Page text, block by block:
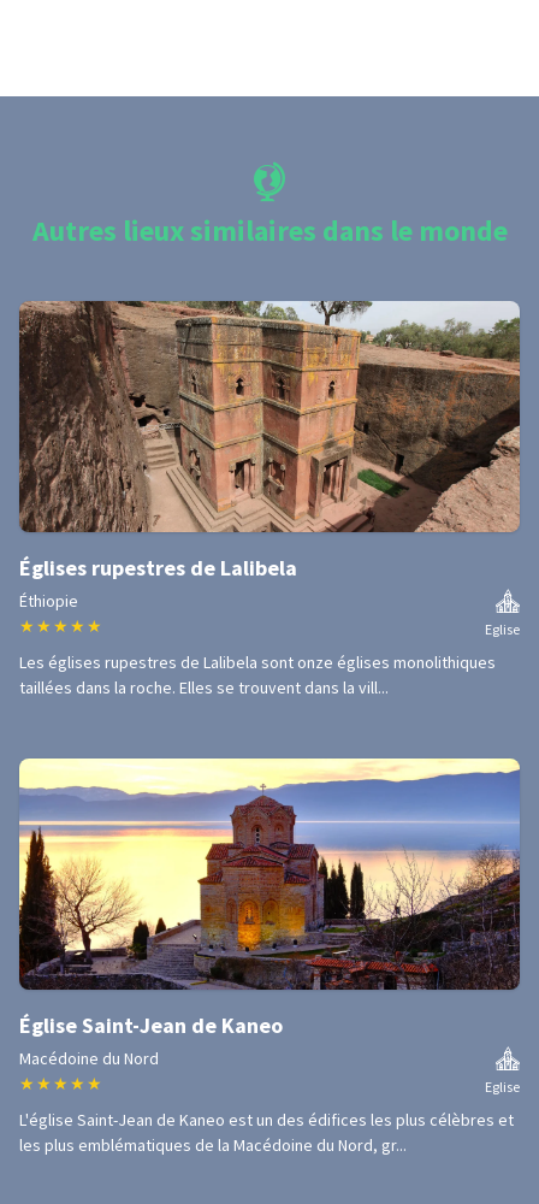
Autres lieux similaires dans le monde
Églises rupestres de Lalibela
Éthiopie
★ ★ ★ ★ ★ Eglise
Les églises rupestres de Lalibela sont onze églises monolithiques
taillées dans la roche. Elles se trouvent dans la vill...
Église Saint-Jean de Kaneo
Macédoine du Nord
★ ★ ★ ★ ★ Eglise
L'église Saint-Jean de Kaneo est un des édifices les plus célèbres et
les plus emblématiques de la Macédoine du Nord, gr...